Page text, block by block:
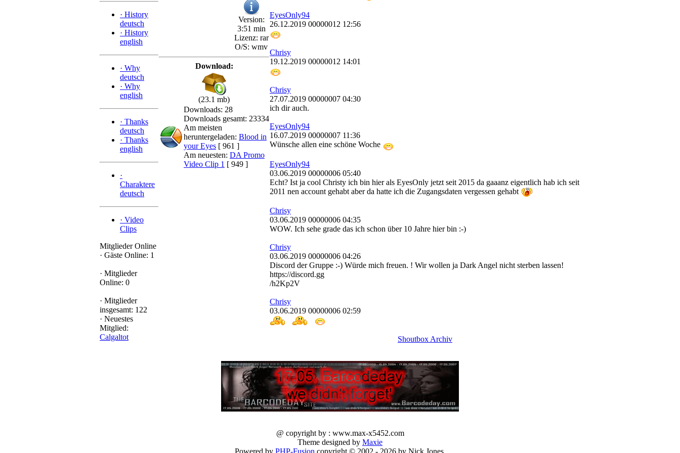
· History
deutsch
· History
english
· Why
deutsch
· Why
english
· Thanks
deutsch
· Thanks
english
·
Charaktere
deutsch
· Video
Clips
Mitglieder Online
· Gäste Online: 1
· Mitglieder
Online: 0
· Mitglieder
insgesamt: 122
· Neuestes
Mitglied:
Calgaltot
Version:
3:51 min
Lizenz: rar
O/S: wmv
Download:
(23.1 mb)
Downloads: 28
Downloads gesamt: 23334
Am meisten
heruntergeladen: Blood in
your Eyes [ 961 ]
Am neuesten: DA Promo
Video Clip 1 [ 949 ]
EyesOnly94
26.12.2019 00000012 12:56
Chrisy
19.12.2019 00000012 14:01
Chrisy
27.07.2019 00000007 04:30
ich dir auch.
EyesOnly94
16.07.2019 00000007 11:36
Wünsche allen eine schöne Woche
EyesOnly94
03.06.2019 00000006 05:40
Echt? Ist ja cool Christy ich bin hier als EyesOnly jetzt seit 2015 da gaaanz eigentlich hab ich seit
2011 nen account gehabt aber da hatte ich die Zugangsdaten vergessen gehabt
Chrisy
03.06.2019 00000006 04:35
WOW. Ich sehe grade das ich schon über 10 Jahre hier bin :-)
Chrisy
03.06.2019 00000006 04:26
Discord der Gruppe :-) Würde mich freuen. ! Wir wollen ja Dark Angel nicht sterben lassen!
https://discord.gg
/h2Kp2V
Chrisy
03.06.2019 00000006 02:59
Shoutbox Archiv
@ copyright by : www.max-x5452.com
Theme designed by Maxie
Powered by PHP-Fusion copyright © 2002 - 2026 by Nick Jones.